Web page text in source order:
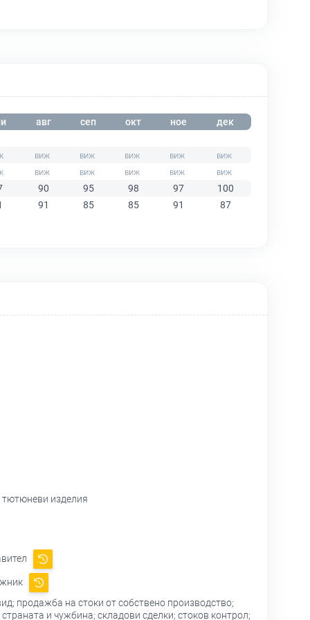
авг сеп окт ное дек
90 95 98 97
100
91 85 85 91 87
тютюневи изделия
продажба на стоки от собствено производство;
и чужбина; складови сделки; стоков контрол;